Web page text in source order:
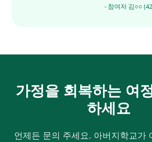
- 참여자 김○○
가정을 회복하는 여
하세요
언제든 문의 주세요. 아버지학교가